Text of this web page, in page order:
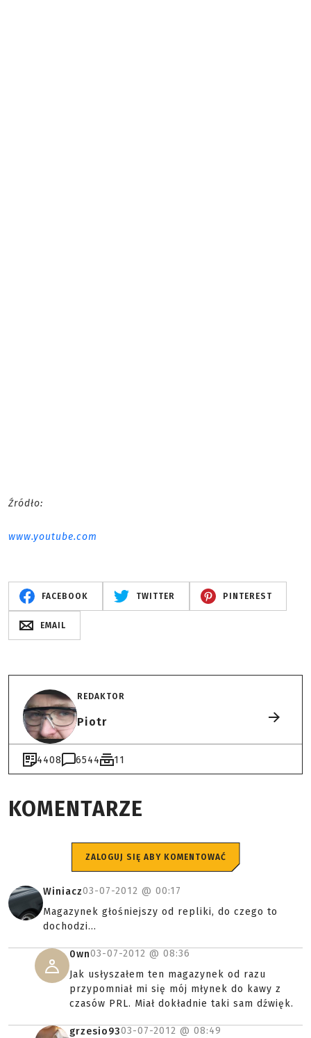
Źródło:
www.youtube.com
FACEBOOK TWITTER PINTEREST
EMAIL
REDAKTOR
Piotr
4408 6544 11
KOMENTARZE
ZALOGUJ SIĘ ABY KOMENTOWAĆ
Winiacz03-07-2012 @ 00:17
Magazynek głośniejszy od repliki, do czego to
dochodzi...
0wn03-07-2012 @ 08:36
Jak usłyszałem ten magazynek od razu
przypomniał mi się mój młynek do kawy z
czasów PRL. Miał dokładnie taki sam dźwięk.
grzesio9303-07-2012 @ 08:49